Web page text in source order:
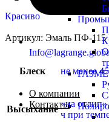
О компании
Контакты
Красиво
Артикул: Эмаль ПФ-115
Блеск не менее
Высыхание
«на отлип»
ч при